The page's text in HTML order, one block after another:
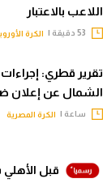
اللاعب بالاعتبار
الكرة
تقرير قطري:
الشمال عن إعلان
ساعة | الكرة المصرية